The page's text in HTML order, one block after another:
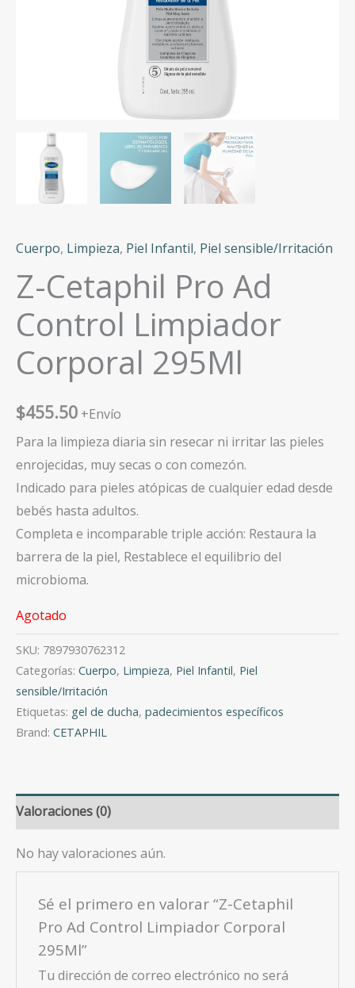
Cuerpo, Limpieza, Piel Infantil, Piel sensible/Irritación
Z-Cetaphil Pro Ad
Control Limpiador
Corporal 295Ml
$455.50 +Envío
Para la limpieza diaria sin resecar ni irritar las pieles
enrojecidas, muy secas o con comezón.
Indicado para pieles atópicas de cualquier edad desde
bebés hasta adultos.
Completa e incomparable triple acción: Restaura la
barrera de la piel, Restablece el equilibrio del
microbioma.
Agotado
SKU: 7897930762312
Categorías: Cuerpo, Limpieza, Piel Infantil, Piel
sensible/Irritación
Etiquetas: gel de ducha, padecimientos específicos
Brand: CETAPHIL
Valoraciones (0)
No hay valoraciones aún.
Sé el primero en valorar “Z-Cetaphil
Pro Ad Control Limpiador Corporal
295Ml”
Tu dirección de correo electrónico no será